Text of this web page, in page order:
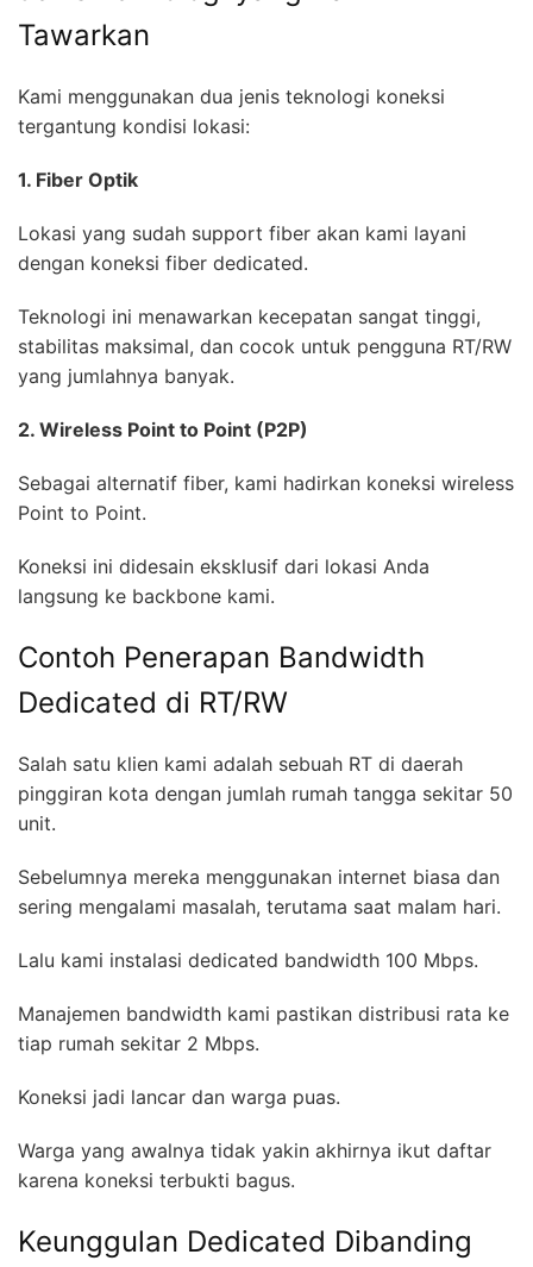
Tawarkan
Kami menggunakan dua jenis teknologi koneksi
tergantung kondisi lokasi:
1. Fiber Optik
Lokasi yang sudah support fiber akan kami layani
dengan koneksi fiber dedicated.
Teknologi ini menawarkan kecepatan sangat tinggi,
stabilitas maksimal, dan cocok untuk pengguna RT/RW
yang jumlahnya banyak.
2. Wireless Point to Point (P2P)
Sebagai alternatif fiber, kami hadirkan koneksi wireless
Point to Point.
Koneksi ini didesain eksklusif dari lokasi Anda
langsung ke backbone kami.
Contoh Penerapan Bandwidth
Dedicated di RT/RW
Salah satu klien kami adalah sebuah RT di daerah
pinggiran kota dengan jumlah rumah tangga sekitar 50
unit.
Sebelumnya mereka menggunakan internet biasa dan
sering mengalami masalah, terutama saat malam hari.
Lalu kami instalasi dedicated bandwidth 100 Mbps.
Manajemen bandwidth kami pastikan distribusi rata ke
tiap rumah sekitar 2 Mbps.
Koneksi jadi lancar dan warga puas.
Warga yang awalnya tidak yakin akhirnya ikut daftar
karena koneksi terbukti bagus.
Keunggulan Dedicated Dibanding